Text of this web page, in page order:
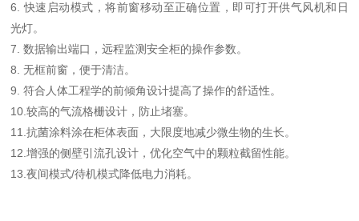
6.快速启动模式，将前窗移动至正确位置，即可打开供气风机和日
光灯。
7.数据输出端口，远程监测安全柜的操作参数。
8.无框前窗，便于清洁。
9.符合人体工程学的前倾角设计提高了操作的舒适性。
10.较高的气流格栅设计，防止堵塞。
11.抗菌涂料涂在柜体表面，大限度地减少微生物的生长。
12.增强的侧壁引流孔设计，优化空气中的颗粒截留性能。
13.夜间模式/待机模式降低电力消耗。